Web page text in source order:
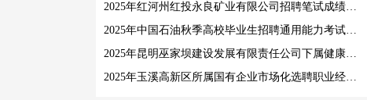
2025年红河州红投永良矿业有限公司招聘笔试成绩及进入面试人员名单公示
2025年中国石油秋季高校毕业生招聘通用能力考试公告
2025年昆明巫家坝建设发展有限责任公司下属健康产业管理公司第一批次社会招聘公告
2025年玉溪高新区所属国有企业市场化选聘职业经理人公告